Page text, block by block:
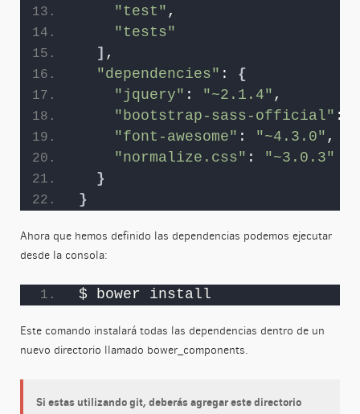
"test" ,
"tests"
] ,
"dependencies" : {
"jquery" : "~2.1.4" ,
"bootstrap-sass-official" :
"font-awesome" : "~4.3.0" ,
"normalize.css" :
"~3.0.3"
}
}
Ahora que hemos definido las dependencias podemos ejecutar
desde la consola:
$ bower install
Este comando instalará todas las dependencias dentro de un
nuevo directorio llamado bower_components.
Si estas utilizando git, deberás agregar este directorio